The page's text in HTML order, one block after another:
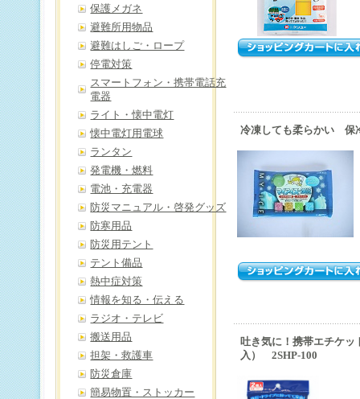
冷凍しても柔らかい 保
吐き気に！携帯エチケ
入） 2SHP-100
保護メガネ
避難所用物品
避難はしご・ロープ
停電対策
スマートフォン・携帯電話充
電器
ライト・懐中電灯
懐中電灯用電球
ランタン
発電機・燃料
電池・充電器
防災マニュアル・啓発グッズ
防寒用品
防災用テント
テント備品
熱中症対策
情報を知る・伝える
ラジオ・テレビ
搬送用品
担架・救護車
防災倉庫
簡易物置・ストッカー